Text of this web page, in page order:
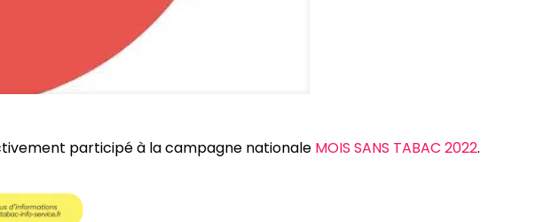
participé à la campagne nationale MOIS SANS TABAC 2022.